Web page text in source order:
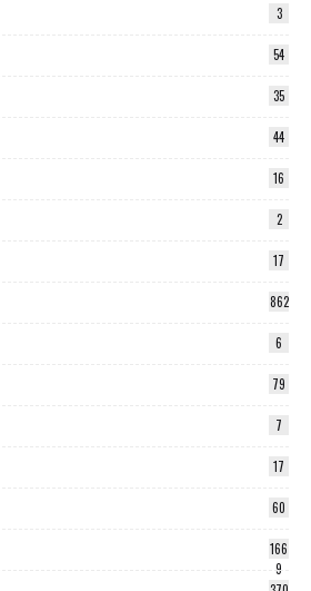
3
54
35
44
16
2
17
862
6
79
7
17
60
166
9